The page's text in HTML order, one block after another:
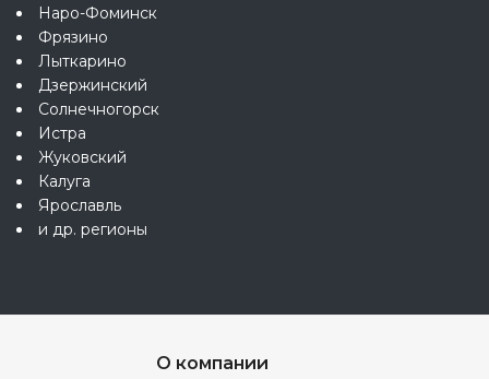
Наро-Фоминск
Фрязино
Лыткарино
Дзержинский
Солнечногорск
Истра
Жуковский
Калуга
Ярославль
и др. регионы
О компании